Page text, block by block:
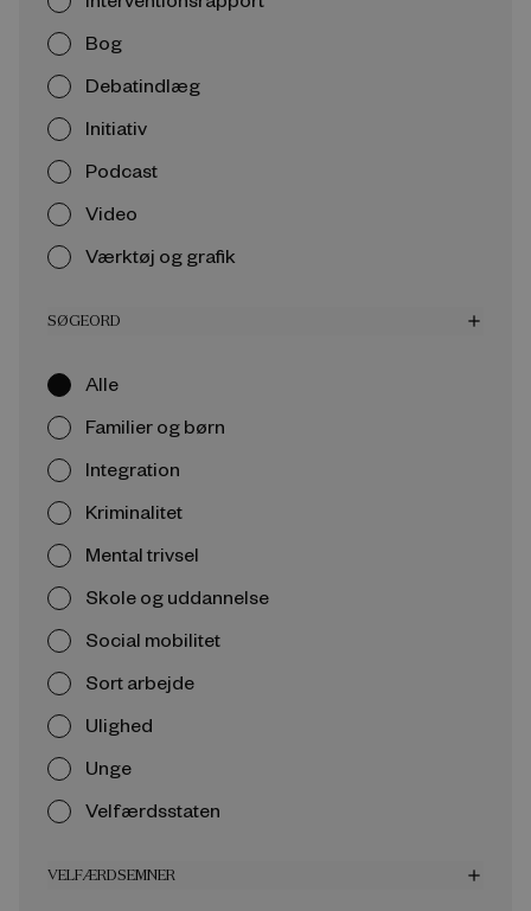
Bog
Debatindlæg
Initiativ
Podcast
Video
Værktøj og grafik
SØGEORD add
Alle
Familier og børn
Integration
Kriminalitet
Mental trivsel
Skole og uddannelse
Social mobilitet
Sort arbejde
Ulighed
Unge
Velfærdsstaten
VELFÆRDSEMNER add